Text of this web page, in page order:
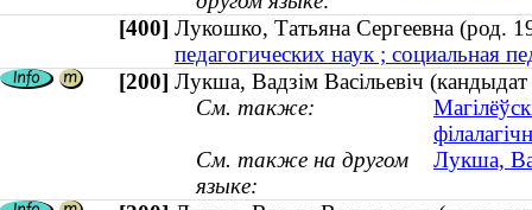
[400] Лукошко, Татьяна Сергеевна
педагогических наук ; социальная
[200] Лукша, Вадзім Васільевіч
См. также:
См. также на другом
языке:
Лукша,